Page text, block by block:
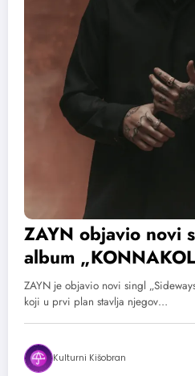
ZAYN objavio novi
album
ZAYN je objavio novi singl
koji u prvi plan stavlja njegov…
Kulturni Kišobran